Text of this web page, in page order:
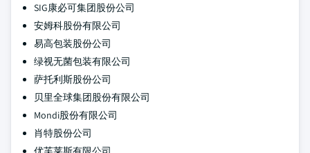
SIG康必可集团股份公司
安姆科股份有限公司
易高包装股份公司
绿视无菌包装有限公司
萨托利斯股份公司
贝里全球集团股份有限公司
Mondi股份有限公司
肖特股份公司